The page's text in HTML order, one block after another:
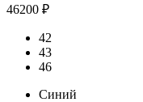
46200 ₽
42
43
46
Синий